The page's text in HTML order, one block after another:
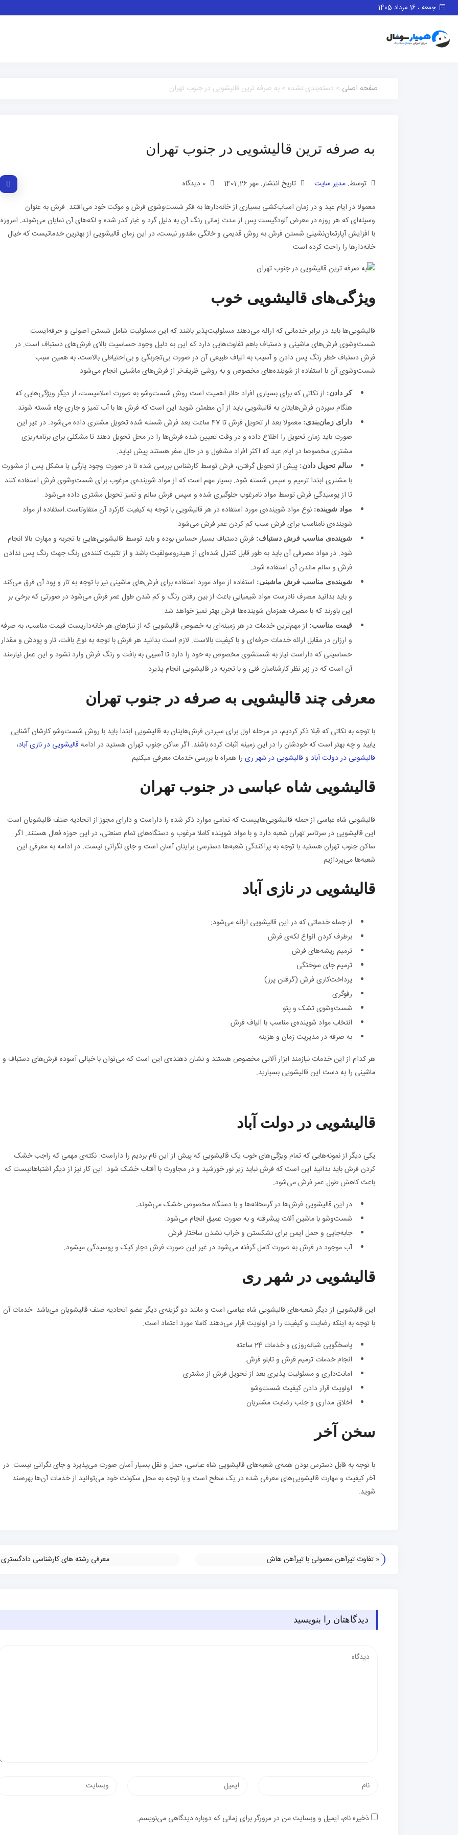
جمعه ، 16 مرداد 1405
صفحه اصلی > دسته‌بندی نشده > به صرفه ‌ترین قالیشویی در جنوب تهران
به صرفه ‌ترین قالیشویی در جنوب تهران
توسط: مدیر سایت تاریخ انتشار: مهر 26, 1401
معمولا در ایام عید و در زمان اسباب‌کشی بسیاری از خانه‌دارها به فکر شست‌وشوی فرش و موکت خود می‌افتند. فرش به عنوان
وسیله‌ای که هر روزه در معرض آلودگیست پس از مدت زمانی رنگ آن به دلیل گرد و غبار کدر شده و لکه‌های آن نمایان می‌شوند. امروزه
با افزایش آپارتمان‌نشینی شستن فرش به روش قدیمی و خانگی مقدور نیست، در این زمان قالیشویی از بهترین خدماتیست که خیال
خانه‌دارها را راحت کرده است.
ویژگی‌های قالیشویی خوب
قالیشویی‌ها باید در برابر خدماتی که ارائه می‌دهند مسئولیت‌پذیر باشند که این مسئولیت شامل شستن اصولی و حرفه‌ایست.
شست‌وشوی فرش‌های ماشینی و دستباف باهم تفاوت‌هایی دارد که این به دلیل وجود حساسیت بالای فرش‌های دستباف است. در
فرش دستباف خطر رنگ پس دادن و آسیب به الیاف طبیعی آن در صورت بی‌تجربگی و بی‌احتیاطی بالاست، به همین سبب
شست‌وشوی آن با استفاده از شوینده‌های مخصوص و به روشی ظریف‌تر از فرش‌های ماشینی انجام می‌شود.
کر دادن: از نکاتی که برای بسیاری افراد حائز اهمیت است روش شست‌وشو به صورت اسلامیست، از دیگر ویژگی‌هایی که
هنگام سپردن فرش‌هایتان به قالیشویی باید از آن مطمئن شوید این است که فرش ها با آب تمیز و جاری چاه شسته شوند.
دارای زمان‌بندی:
معمولا بعد از تحویل فرش تا 47 ساعت بعد فرش شسته شده تحویل مشتری داده می‌شود. در غیر این
صورت باید زمان تحویل را اطلاع داده و در وقت تعیین شده فرش‌ها را در محل تحویل دهند تا مشکلی برای برنامه‌ریزی
مشتری مخصوصا در ایام عید که اکثر افراد مشغول و در حال سفر هستند پیش نیاید.
سالم تحویل دادن: پیش از تحویل گرفتن، فرش توسط کارشناس بررسی شده تا در صورت وجود پارگی یا مشکل پس از مشورت
با مشتری ابتدا ترمیم و سپس شسته شود. بسیار مهم است که از مواد شوینده‌ی مرغوب برای شست‌وشوی فرش استفاده کنند
تا از پوسیدگی فرش توسط مواد نامرغوب جلوگیری شده و سپس فرش سالم و تمیز تحویل مشتری داده می‌شود.
مواد شوینده: نوع مواد شوینده‌ی مورد استفاده در هر قالیشویی با توجه به کیفیت کارکرد آن متفاوتاست.استفاده از مواد
شوینده‌ی نامناسب برای فرش سبب کم کردن عمر فرش می‌شود.
شوینده‌ی مناسب فرش دستباف: فرش دستباف بسیار حساس بوده و باید توسط قالیشویی‌هایی با تجربه و مهارت بالا انجام
شود. در مواد مصرفی آن باید به طور قابل کنترل شده‌ای از هیدروسولفیت باشد و از تثبیت کننده‌ی رنگ جهت رنگ پس ندادن
فرش و سالم ماندن آن استفاده شود.
شوینده‌ی مناسب فرش ماشینی: استفاده از مواد مورد استفاده برای فرش‌های ماشینی نیز با توجه به تار و پود آن فرق می‌کند
و باید بدانید مصرف نادرست مواد شیمیایی باعث از بین رفتن رنگ و کم شدن طول عمر فرش می‌شود در صورتی که برخی بر
این باورند که با مصرف همزمان شوینده‌ها فرش بهتر تمیز خواهد شد.
قیمت مناسب: از مهم‌ترین خدمات در هر زمینه‌ای به خصوص قالیشویی که از نیازهای هر خانه‌داریست قیمت مناسب، به صرفه
و ارزان در مقابل ارائه خدمات حرفه‌ای و با کیفیت بالاست. لازم است بدانید هر فرش با توجه به نوع بافت، تار و پودش و مقدار
حساسیتی که داراست نیاز به شستشوی مخصوص به خود را دارد تا آسیبی به بافت و رنگ فرش وارد نشود و این عمل نیازمند
آن است که در زیر نظر کارشناسان فنی و با تجربه در قالیشویی انجام پذیرد.
معرفی چند قالیشویی به صرفه در جنوب تهران
با توجه به نکاتی که قبلا ذکر کردیم، در مرحله اول برای سپردن فرش‌هایتان به قالیشویی ابتدا باید با روش شست‌وشو کارشان آشنایی
یابید و چه بهتر است که خودشان را در این زمینه اثبات کرده باشند. اگر ساکن جنوب تهران هستید در ادامه قالیشویی در نازی آباد،
قالیشویی در دولت آباد و قالیشویی در شهر ری را همراه با بررسی خدمات معرفی میکنیم.
قالیشویی شاه عباسی در جنوب تهران
قالیشویی شاه عباسی از جمله قالیشویی‌هاییست که تمامی موارد ذکر شده را داراست و دارای مجوز از اتحادیه صنف قالیشویان است.
این قالیشویی در سرتاسر تهران شعبه دارد و با مواد شوینده کاملا مرغوب و دستگاه‌های تمام صنعتی، در این حوزه فعال هستند. اگر
ساکن جنوب تهران هستید با توجه به پراکندگی شعبه‌ها دسترسی برایتان آسان است و جای نگرانی نیست. در ادامه به معرفی این
شعبه‌ها می‌پردازیم.
قالیشویی در نازی آباد
از جمله خدماتی که در این قالیشویی ارائه می‌شود:
برطرف کردن انواع لکه‌ی فرش
ترمیم ریشه‌های فرش
ترمیم جای سوختگی
پرداخت‌کاری فرش (گرفتن پرز)
رفوگری
شست‌وشوی تشک و پتو
انتخاب مواد شوینده‌ی مناسب با الیاف فرش
به صرفه در مدیریت زمان و هزینه
هر کدام از این خدمات نیازمند ابزار آلاتی مخصوص هستند و نشان دهنده‌ی این است که می‌توان با خیالی آسوده فرش‌های دستباف و
ماشینی را به دست این قالیشویی بسپارید.
قالیشویی در دولت آباد
یکی دیگر از نمونه‌هایی که تمام ویژگی‌های خوب یک قالیشویی که پیش از این نام بردیم را داراست. نکته‌ی مهمی که راجب خشک
کردن فرش باید بدانید این است که فرش نباید زیر نور خورشید و در مجاورت با آفتاب خشک شود. این کار نیز از دیگر اشتباهاتیست که
باعث کاهش طول عمر فرش می‌شود.
در این قالیشویی فرش‌ها در گرمخانه‌ها و با دستگاه مخصوص خشک می‌شوند.
شست‌وشو با ماشین آلات پیشرفته و به صورت عمیق انجام می‌شود.
جابه‌جایی و حمل ایمن برای نشکستن و خراب نشدن ساختار فرش
آب موجود در فرش به صورت کامل گرفته می‌شود در غیر این صورت فرش دچار کپک و پوسیدگی می­شود.
قالیشویی در شهر ری
این قالیشویی از دیگر شعبه‌های قالیشویی شاه عباسی است و مانند دو گزینه‌ی دیگر عضو اتحادیه صنف قالیشویان می‌باشد. خدمات آن
با توجه به اینکه رضایت و کیفیت را در اولویت قرار می‌دهند کاملا مورد اعتماد است.
پاسخگویی شبانه‌روزی و خدمات 24 ساعته
انجام خدمات ترمیم فرش و تابلو فرش
امانت‌داری و مسئولیت پذیری بعد از تحویل فرش از مشتری
اولویت قرار دادن کیفیت شست‌وشو
اخلاق مداری و جلب رضایت مشتریان
سخن آخر
با توجه به قابل دسترس بودن همه‌ی شعبه‌های قالیشویی شاه عباسی، حمل و نقل بسیار آسان صورت می‌پذیرد و جای نگرانی نیست. در
آخر کیفیت و مهارت قالیشویی‌های معرفی شده در یک سطح است و با توجه به محل سکونت خود می‌توانید از خدمات آن‌ها بهره‌مند
شوید.
« تفاوت تیرآهن معمولی با تیرآهن هاش معرفی رشته ‌های کارشناسی دادگستری
دیدگاهتان را بنویسید
ذخیره نام، ایمیل و وبسایت من در مرورگر برای زمانی که دوباره دیدگاهی می‌نویسم.